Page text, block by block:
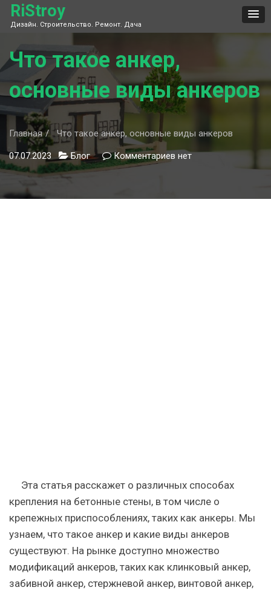
Skip
content
RiStroy
Дизайн. Строительство. Ремонт. Дача
Что такое анкер,
основные виды анкеров
Главная Что такое анкер, основные виды анкеров
07.07.2023 Блог Комментариев кнет
Эта статья расскажет о различных способах
крепления на бетонные стены, в том числе о
крепежных приспособлениях, таких как анкеры. Мы
узнаем, что такое анкер и какие виды анкеров
существуют. На рынке доступно множество
модификаций анкеров, таких как клинковый анкер,
забивной анкер, стержневой анкер, винтовой анкер,